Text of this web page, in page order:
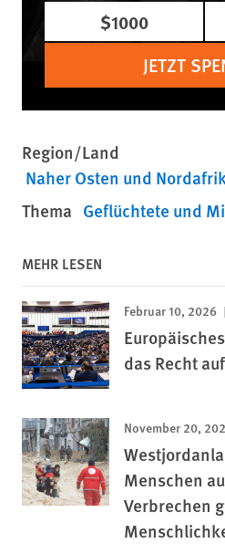
$1000
JETZT
Region/Land
Naher Osten und
Thema Geflüchtete und
MEHR LESEN
Februar 10, 2026
das Recht
November 20,
Menschen
Verbrechen